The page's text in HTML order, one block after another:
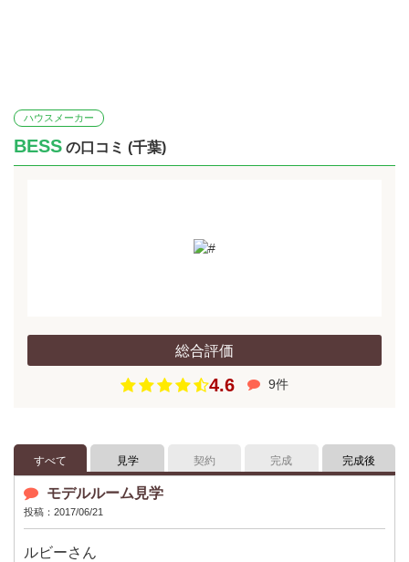
ハウスメーカー
BESS の口コミ (千葉)
総合評価
4.6 9件
すべて 見学 契約 完成 完成後
モデルルーム見学
投稿：2017/06/21
ルビーさん